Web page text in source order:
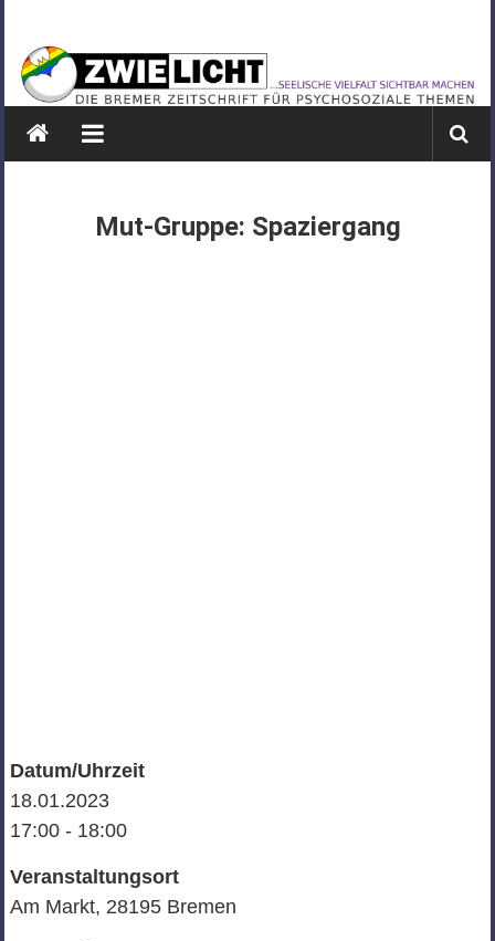
springen
ZWIELICHT
BREMEN
DIE
PSYCHOSOZIALEMut-Gruppe: Spaziergang
Datum/Uhrzeit
18.01.2023
17:00 - 18:00
Veranstaltungsort
Am Markt, 28195 Bremen